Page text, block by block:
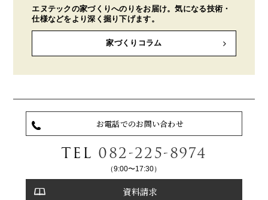
エヌテックの家づくりへのりをお届け。気になる技術・
仕様などをより深く掘り下げます。
家づくりコラム
お電話でのお問い合わせ
TEL 082-225-8974
（9:00〜17:30）
資料請求